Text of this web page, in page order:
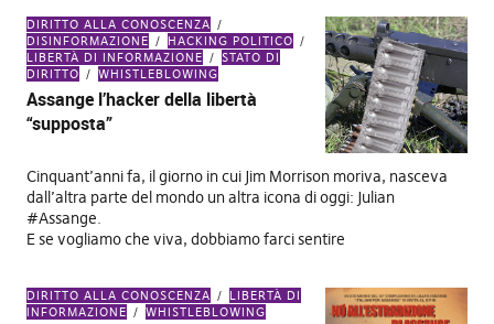
DIRITTO ALLA CONOSCENZA
DISINFORMAZIONE
HACKING POLITICO
LIBERTÀ DI INFORMAZIONE
STATO DI
DIRITTO
WHISTLEBLOWING
Assange l’hacker della libertà
“supposta”
Cinquant’anni fa, il giorno in cui Jim Morrison moriva, nasceva
dall’altra parte del mondo un altra icona di oggi: Julian
#Assange.
E se vogliamo che viva, dobbiamo farci sentire
DIRITTO ALLA CONOSCENZA
LIBERTÀ DI
INFORMAZIONE
WHISTLEBLOWING